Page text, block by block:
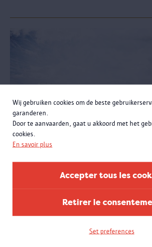
Wij gebruiken cookies om de beste
garanderen.
Door te aanvaarden, gaat u akkoord met het
cookies.
En savoir plus
Accepter tous les
Retirer le
Set preferences
Droogdokkenpark et du futur
musée. L’aménagement du Droogdokkenpark
sur l’îlot de cales sèches situé dans le coude